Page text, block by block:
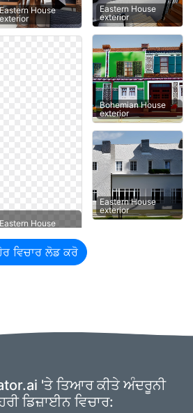
House
Eastern House
Eastern House
exterior
Bohemian House
exterior
Eastern House
exterior
ਵਿਚਾਰ ਲੋਡ ਕਰੋ
'ਤੇ ਤਿਆਰ ਕੀਤੇ ਅੰਦਰੂਨੀ
ਡਿਜ਼ਾਈਨ ਵਿਚਾਰ: